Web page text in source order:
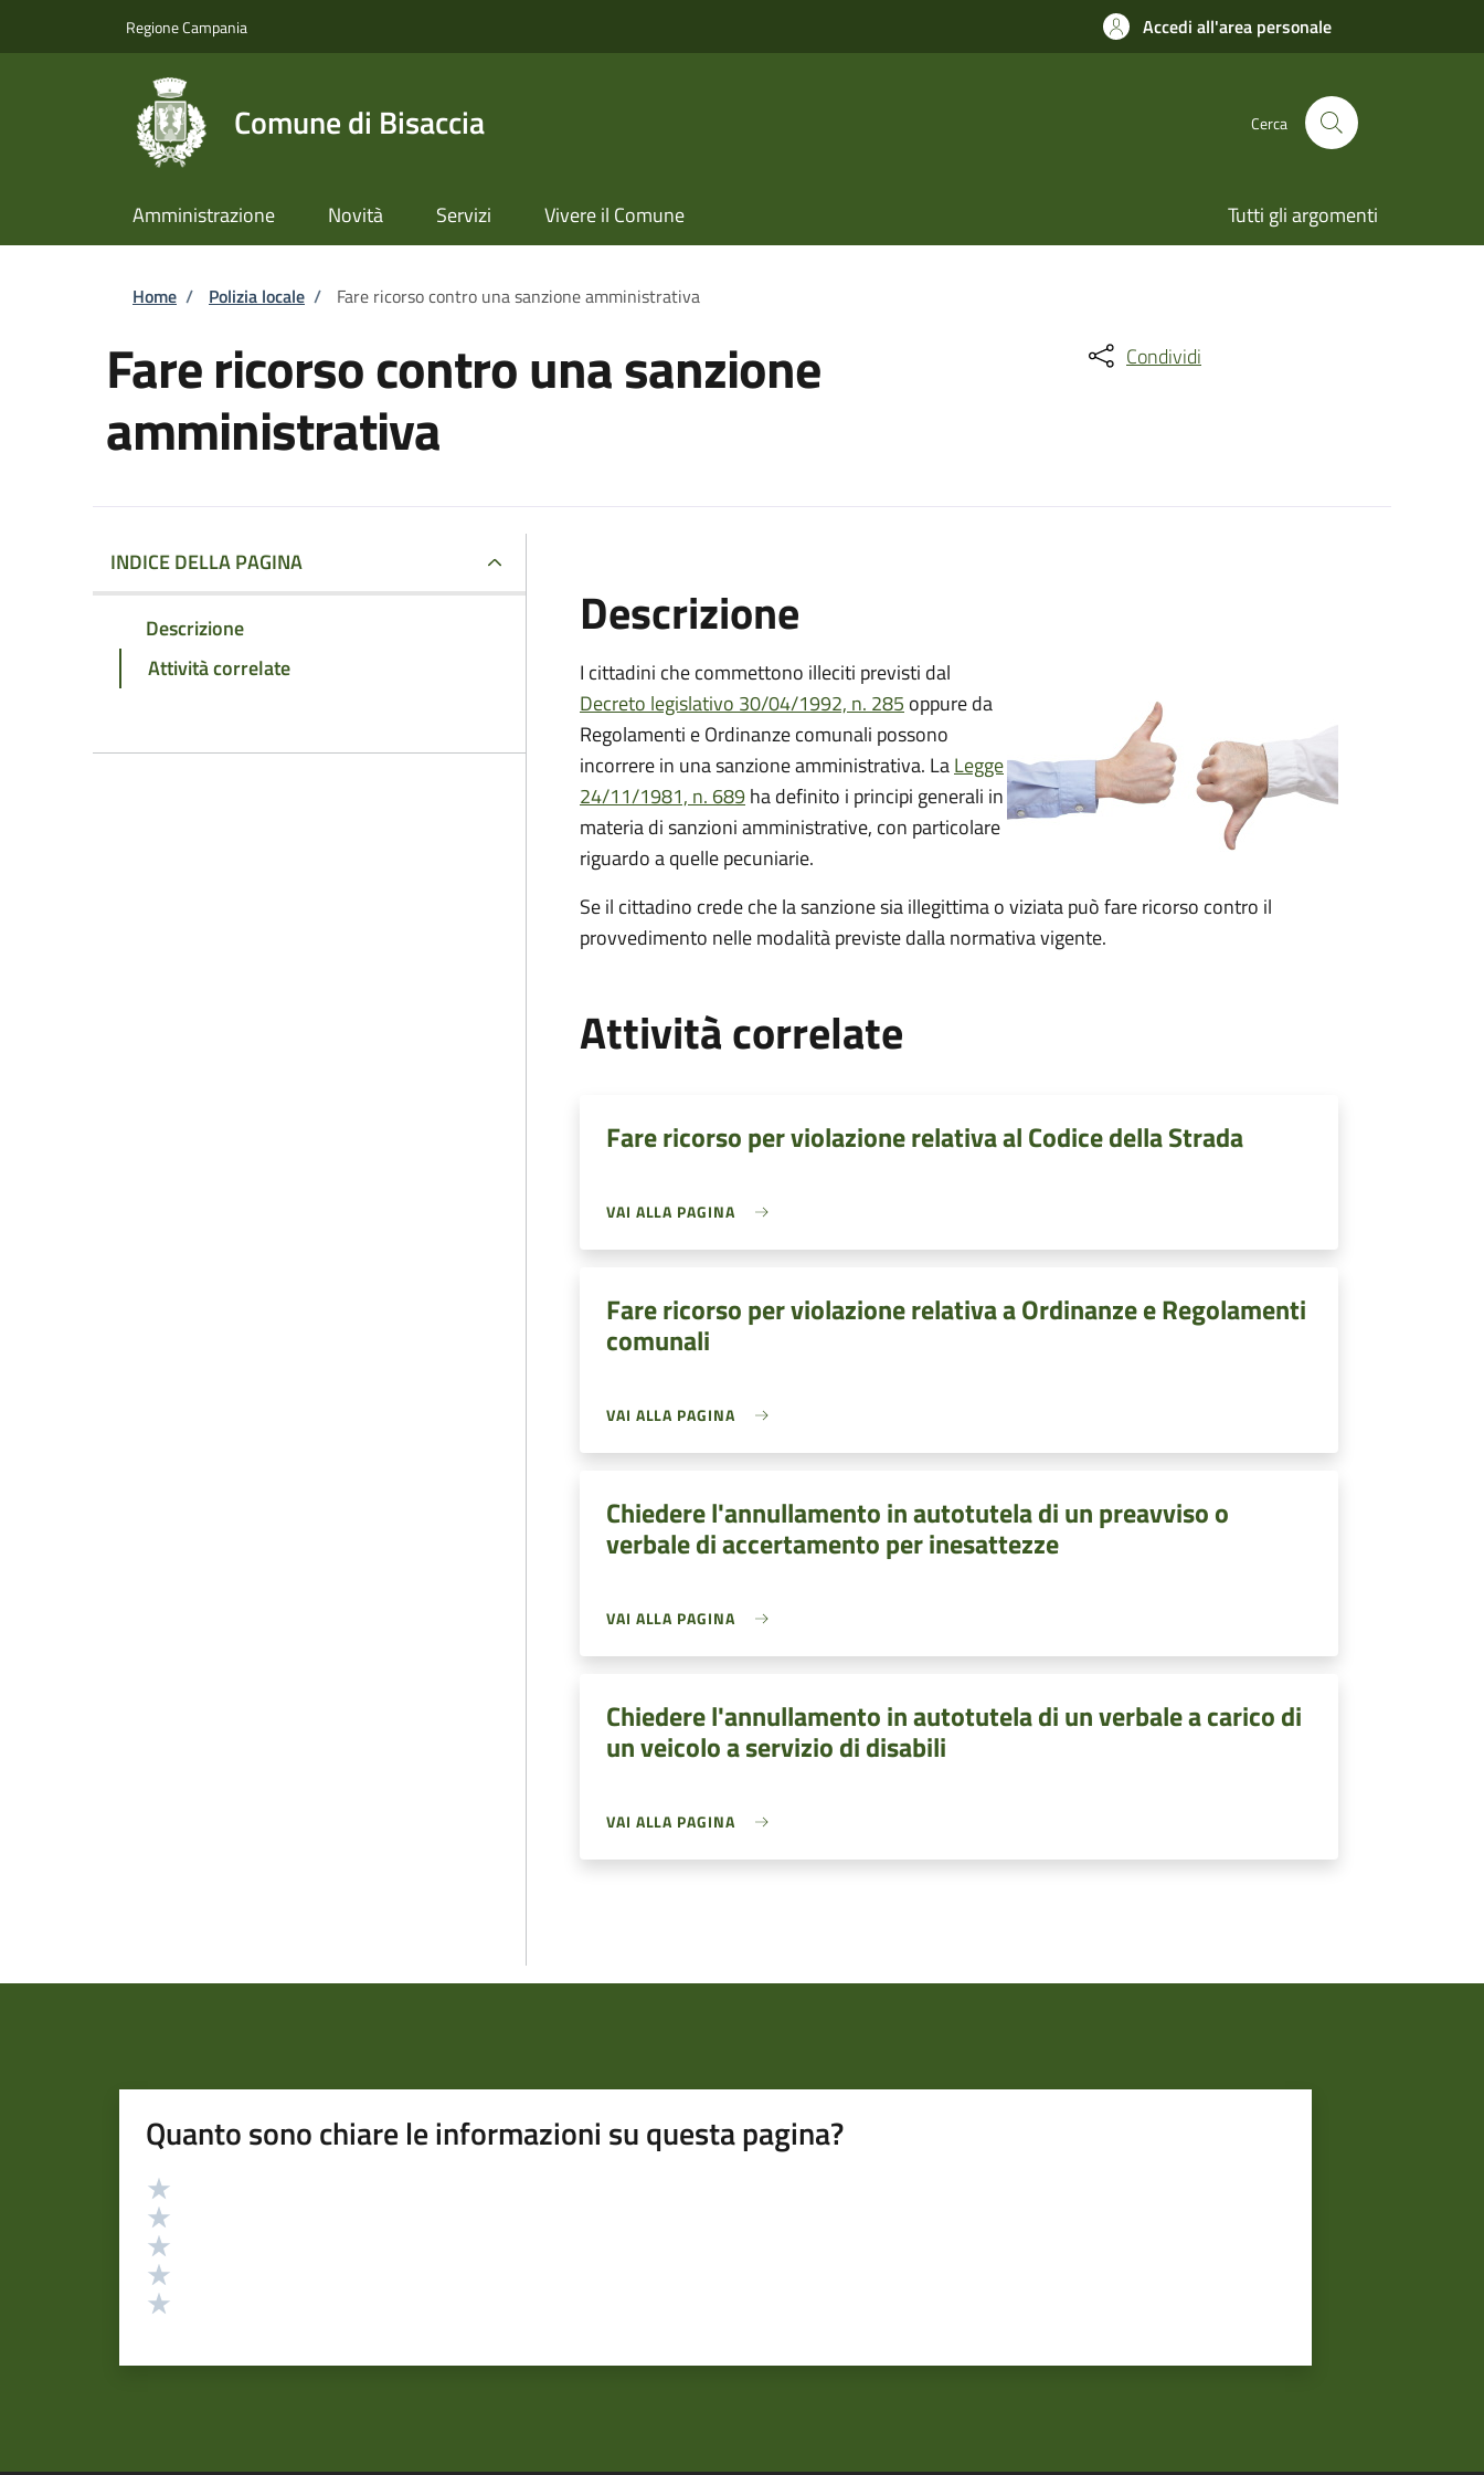
Regione Campania Accedi all'area personale
Comune di Bisaccia Cerca
Amministrazione Novità Servizi Vivere il Comune Tutti gli argomenti
Briciole di pane
Home / Polizia locale / Fare ricorso contro una sanzione amministrativa
Fare ricorso contro una sanzione
amministrativa
Condividi
INDICE DELLA PAGINA
Descrizione
Attività correlate
Descrizione
I cittadini che commettono illeciti previsti dal
Decreto legislativo 30/04/1992, n. 285 oppure da
Regolamenti e Ordinanze comunali possono
incorrere in una sanzione amministrativa. LaLegge
24/11/1981, n. 689ha definito i principi generali in
materia di sanzioni amministrative, con particolare
riguardo a quelle pecuniarie.
Se il cittadino crede che la sanzione sia illegittima o viziata può fare ricorso contro il
provvedimento nelle modalità previstedalla normativa vigente.
Attività correlate
Fare ricorso per violazione relativa al Codice della Strada
VAI ALLA PAGINA
Fare ricorso per violazione relativa a Ordinanze e Regolamenti
comunali
VAI ALLA PAGINA
Chiedere l'annullamento in autotutela di un preavviso o
verbale di accertamento per inesattezze
VAI ALLA PAGINA
Chiedere l'annullamento in autotutela di un verbale a carico di
un veicolo a servizio di disabili
VAI ALLA PAGINA
Quanto sono chiare le informazioni su questa pagina?
Valutazione